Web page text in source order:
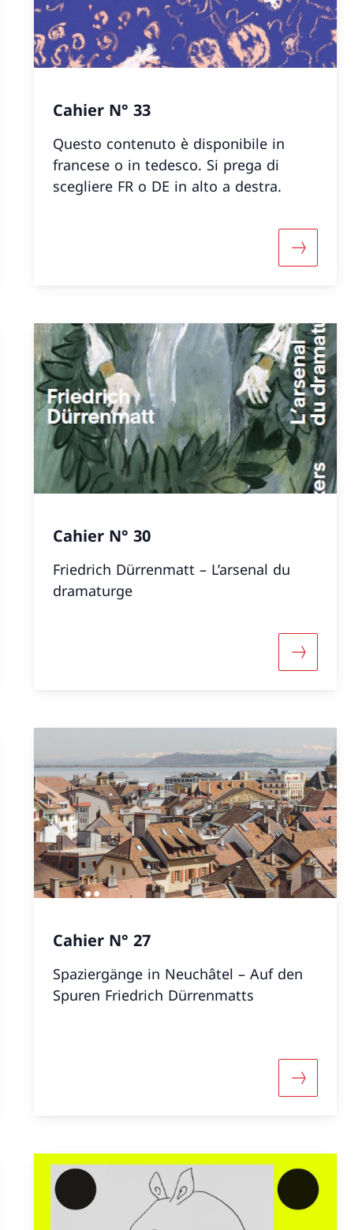
informazioni su «Cahier N° 34»
Cahier N° 33
Questo contenuto è disponibile in
francese o in tedesco. Si prega di
scegliere FR o DE in alto a destra.
Maggiori
informazioni su «Cahier N° 31»
Cahier N° 30
Friedrich Dürrenmatt – L’arsenal du
dramaturge
Maggiori
informazioni su «Cahier N° 28»
Cahier N° 27
Spaziergänge in Neuchâtel – Auf den
Spuren Friedrich Dürrenmatts
Maggiori